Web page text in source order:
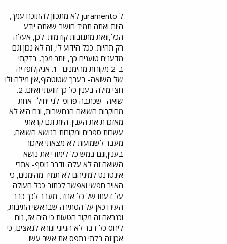
ל juramento לא מתכוון להתוכח עמך,
היות ואתה תמיד חושב שאתה יודע
הכל,וזאת מתגובות קודמות. לכן, אעלה
רק תהיות. ככל הידוע לי, זה לא נכון וגם
מדענים טוענים כך, יותר מכך, בדקתי
ב-2 מקורות מהימנים- 1. אניקלופדיה
של השואה- בערך שטוטהוף,אין מילה ולו
חצי מילה בענין כל כך זוועתי ואיום. 2.
שואה- שכתבה פרופ' לני יחיל- אחת
מחוקרות השואה הנחשבות, וגם היא לא
מאזכרת את הענין. היות וגם קראתי
עשרות ספרים ומקורות בנושא השואה,
מעבר לשמועות לא מצאתי איזכור
בענין,וגם במש כל לימודי את נושא
השואה זה לא עלה. ודבר נוסף- אתרי
אינטרנט למיניהם לא תמיד מהימנים, כי
האויר חפשי ואפשר לכתוב ככל העולה
על דעתו של כל אחד, מעבר לכך כבר
העירו כאן על הסתירה שבראשי התיבות,
וכנראה זה מקור הטעות כי היה אז, נוח
ליחס כל דבר לא הגיוני ונורא לנאצים, כי
אכן זה בלתי נתפס את אשר עשו.